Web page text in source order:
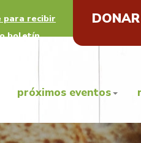
para recibir
boletín
próximos eventos